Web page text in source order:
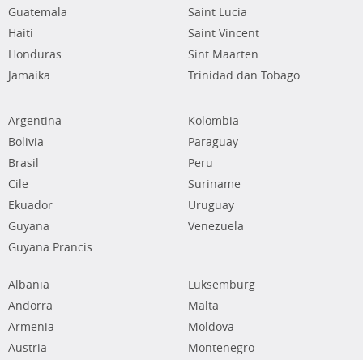
Guatemala
Haiti
Honduras
Jamaika
Saint Lucia
Saint Vincent
Sint Maarten
Trinidad dan Tobago
Argentina
Bolivia
Brasil
Cile
Ekuador
Guyana
Guyana Prancis
Kolombia
Paraguay
Peru
Suriname
Uruguay
Venezuela
Albania
Andorra
Armenia
Austria
Luksemburg
Malta
Moldova
Montenegro